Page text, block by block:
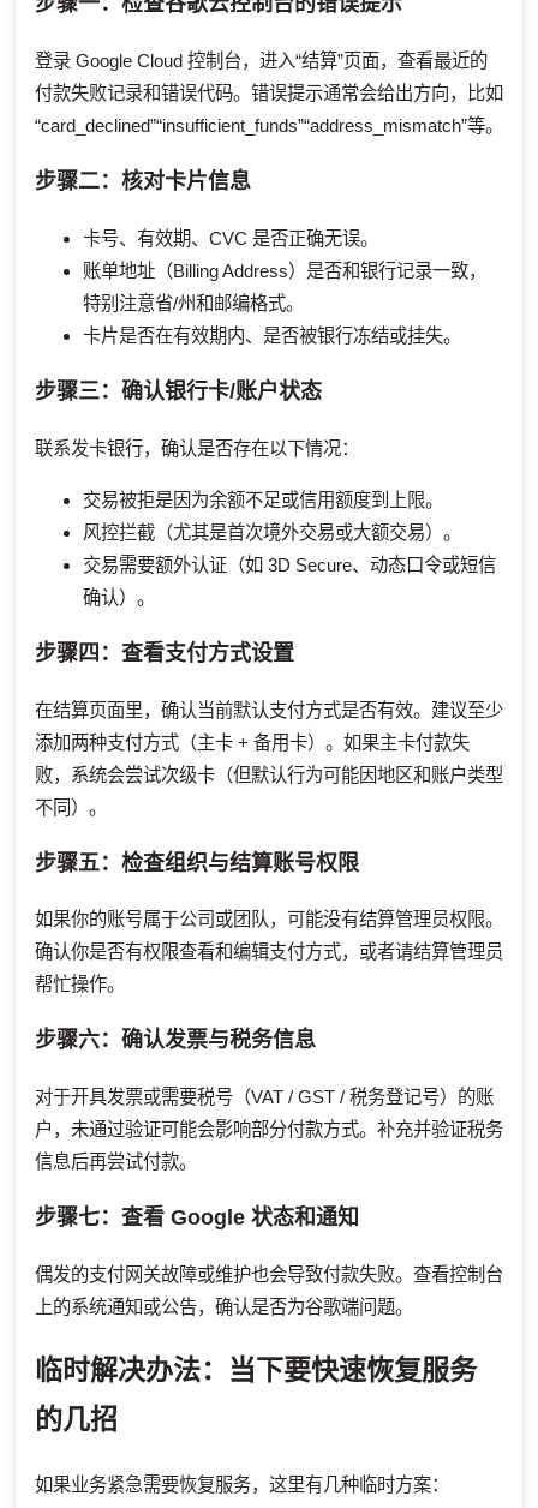
登录 Google Cloud 控制台，进入“结算”页面，查看最近的
付款失败记录和错误代码。错误提示通常会给出方向，比如
“card_declined”“insufficient_funds”“address_mismatch”等。
步骤二：核对卡片信息
卡号、有效期、CVC 是否正确无误。
账单地址（Billing Address）是否和银行记录一致，
特别注意省/州和邮编格式。
卡片是否在有效期内、是否被银行冻结或挂失。
步骤三：确认银行卡/账户状态
联系发卡银行，确认是否存在以下情况：
交易被拒是因为余额不足或信用额度到上限。
风控拦截（尤其是首次境外交易或大额交易）。
交易需要额外认证（如 3D Secure、动态口令或短信
确认）。
步骤四：查看支付方式设置
在结算页面里，确认当前默认支付方式是否有效。建议至少
添加两种支付方式（主卡 + 备用卡）。如果主卡付款失
败，系统会尝试次级卡（但默认行为可能因地区和账户类型
不同）。
步骤五：检查组织与结算账号权限
如果你的账号属于公司或团队，可能没有结算管理员权限。
确认你是否有权限查看和编辑支付方式，或者请结算管理员
帮忙操作。
步骤六：确认发票与税务信息
对于开具发票或需要税号（VAT / GST / 税务登记号）的账
户，未通过验证可能会影响部分付款方式。补充并验证税务
信息后再尝试付款。
步骤七：查看 Google 状态和通知
偶发的支付网关故障或维护也会导致付款失败。查看控制台
上的系统通知或公告，确认是否为谷歌端问题。
临时解决办法：当下要快速恢复服务
的几招
如果业务紧急需要恢复服务，这里有几种临时方案：